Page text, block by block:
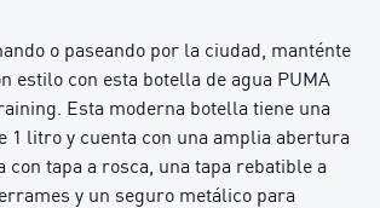
o paseando por la ciudad, manténte
estilo con esta botella de agua PUMA
Esta moderna botella tiene una
1 litro y cuenta con una amplia abertura
con tapa a rosca, una tapa rebatible a
y un seguro metálico para